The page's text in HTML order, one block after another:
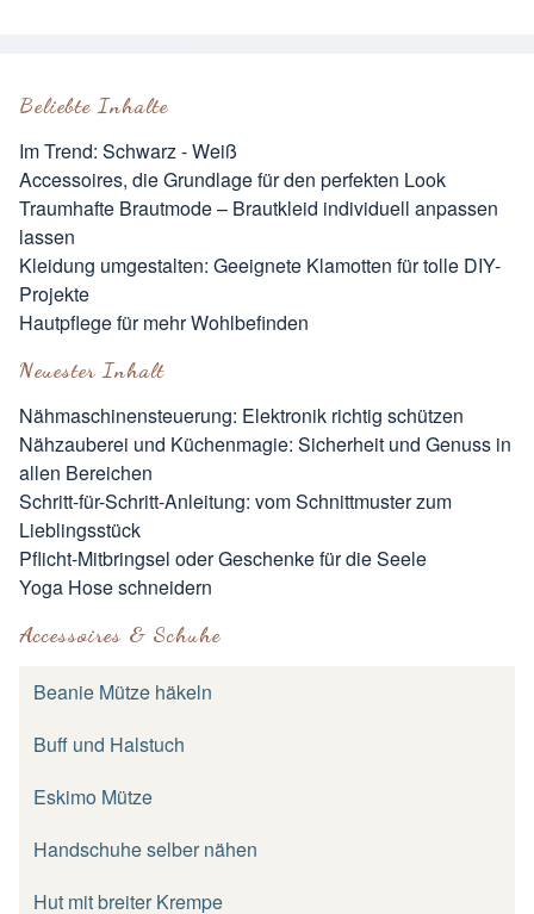
Beliebte Inhalte
Im Trend: Schwarz - Weiß
Accessoires, die Grundlage für den perfekten Look
Traumhafte Brautmode – Brautkleid individuell anpassen
lassen
Kleidung umgestalten: Geeignete Klamotten für tolle DIY-
Projekte
Hautpflege für mehr Wohlbefinden
Neuester Inhalt
Nähmaschinensteuerung: Elektronik richtig schützen
Nähzauberei und Küchenmagie: Sicherheit und Genuss in
allen Bereichen
Schritt-für-Schritt-Anleitung: vom Schnittmuster zum
Lieblingsstück
Pflicht-Mitbringsel oder Geschenke für die Seele
Yoga Hose schneidern
Accessoires & Schuhe
Beanie Mütze häkeln
Buff und Halstuch
Eskimo Mütze
Handschuhe selber nähen
Hut mit breiter Krempe